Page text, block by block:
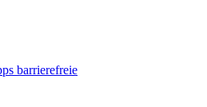
barrierefreie